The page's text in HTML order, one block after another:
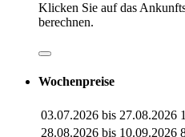
Klicken Sie auf das
berechnen.
Wochenpreise
03.07.2026 bis 27.08.2026
28.08.2026 bis 10.09.2026